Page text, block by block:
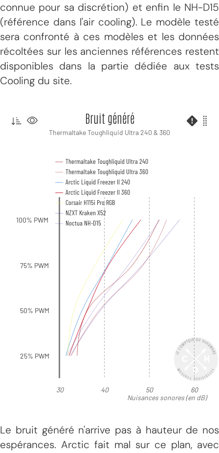
connue pour sa discrétion) et enfin le NH-D15
(référence dans l'air cooling). Le modèle testé
sera confronté à ces modèles et les données
récoltées sur les anciennes références restent
disponibles dans la partie dédiée aux tests
Cooling du site.
Le bruit généré n'arrive pas à hauteur de nos
espérances. Arctic fait mal sur ce plan, avec